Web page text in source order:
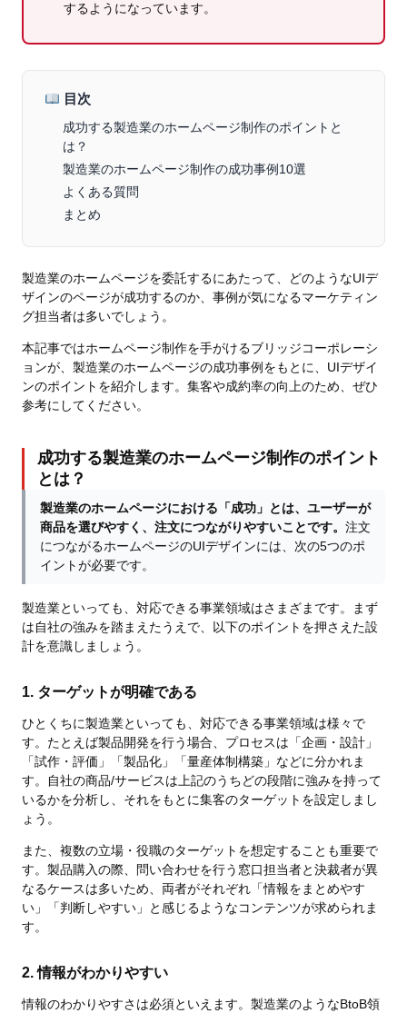
するようになっています。
目次
成功する製造業のホームページ制作のポイントと
は？
製造業のホームページ制作の成功事例10選
よくある質問
まとめ
製造業のホームページを委託するにあたって、どのようなUIデ
ザインのページが成功するのか、事例が気になるマーケティン
グ担当者は多いでしょう。
本記事ではホームページ制作を手がけるブリッジコーポレーシ
ョンが、製造業のホームページの成功事例をもとに、UIデザイ
ンのポイントを紹介します。集客や成約率の向上のため、ぜひ
参考にしてください。
成功する製造業のホームページ制作のポイント
とは？
製造業のホームページにおける「成功」とは、ユーザーが
商品を選びやすく、注文につながりやすいことです。 注文
につながるホームページのUIデザインには、次の5つのポ
イントが必要です。
製造業といっても、対応できる事業領域はさまざまです。まず
は自社の強みを踏まえたうえで、以下のポイントを押さえた設
計を意識しましょう。
1. ターゲットが明確である
ひとくちに製造業といっても、対応できる事業領域は様々で
す。たとえば製品開発を行う場合、プロセスは「企画・設計」
「試作・評価」「製品化」「量産体制構築」などに分かれま
す。自社の商品/サービスは上記のうちどの段階に強みを持って
いるかを分析し、それをもとに集客のターゲットを設定しまし
ょう。
また、複数の立場・役職のターゲットを想定することも重要で
す。製品購入の際、問い合わせを行う窓口担当者と決裁者が異
なるケースは多いため、両者がそれぞれ「情報をまとめやす
い」「判断しやすい」と感じるようなコンテンツが求められま
す。
2. 情報がわかりやすい
情報のわかりやすさは必須といえます。製造業のようなBtoB領